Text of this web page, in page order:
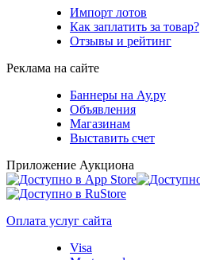
Импорт лотов
Как заплатить за товар?
Отзывы и рейтинг
Реклама на сайте
Баннеры на Ау.ру
Объявления
Магазинам
Выставить счет
Приложение Аукциона
Оплата услуг сайта
Visa